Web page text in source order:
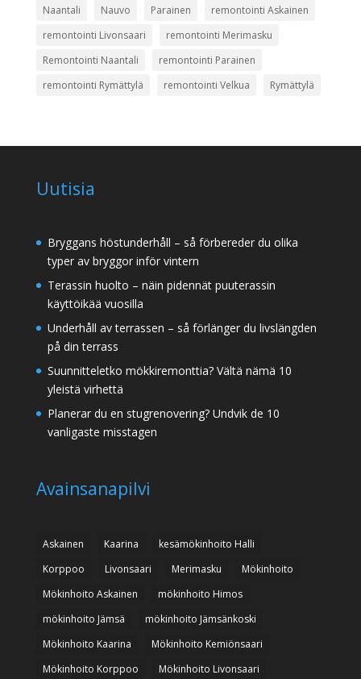
Naantali Nauvo Parainen
remontointi Askainen
remontointi Livonsaari
remontointi Merimasku
Remontointi Naantali
remontointi Parainen
remontointi Rymättylä
remontointi Velkua Rymättylä
Uutisia
Bryggans höstunderhåll – så förbereder du olika
typer av bryggor inför vintern
Terassin huolto – näin pidennät puuterassin
käyttöikää vuosilla
Underhåll av terrassen – så förlänger du livslängden
på din terrass
Suunnitteletko mökkiremonttia? Vältä nämä 10
yleistä virhettä
Planerar du en stugrenovering? Undvik de 10
vanligaste misstagen
Avainsanapilvi
Askainen Kaarina
kesämökinhoito Halli
Korppoo
Livonsaari Merimasku
Mökinhoito
Mökinhoito Askainen
mökinhoito Himos
mökinhoito Jämsä
mökinhoito Jämsänkoski
Mökinhoito Kaarina
Mökinhoito Kemiönsaari
Mökinhoito Korppoo
Mökinhoito Livonsaari